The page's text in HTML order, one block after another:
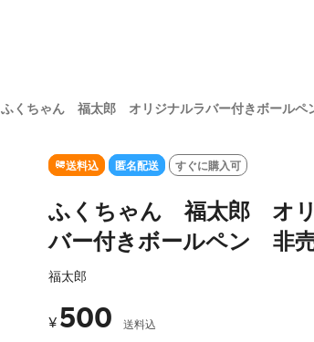
ふくちゃん 福太郎 オリジナルラバー付きボール
送料込 匿名配送 すぐに購入可
ふくちゃん 福太郎 オ
バー付きボールペン 非
福太郎
¥ 500 送料込